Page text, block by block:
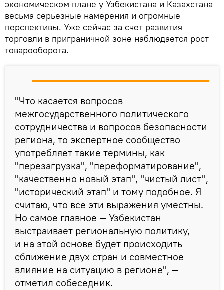
экономическом плане у Узбекистана и Казахстана
весьма серьезные намерения и огромные
перспективы. Уже сейчас за счет развития
торговли в приграничной зоне наблюдается рост
товарооборота.
"Что касается вопросов
межгосударственного политического
сотрудничества и вопросов безопасности
региона, то экспертное сообщество
употребляет такие термины, как
"перезагрузка", "переформатирование",
"качественно новый этап", "чистый лист",
"исторический этап" и тому подобное. Я
считаю, что все эти выражения уместны.
Но самое главное — Узбекистан
выстраивает региональную политику,
и на этой основе будет происходить
сближение двух стран и совместное
влияние на ситуацию в регионе", —
отметил собеседник.